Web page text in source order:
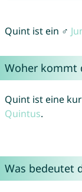
Quint ist ein ♂
Woher kommt
Quint ist eine
Quintus.
Was bedeutet